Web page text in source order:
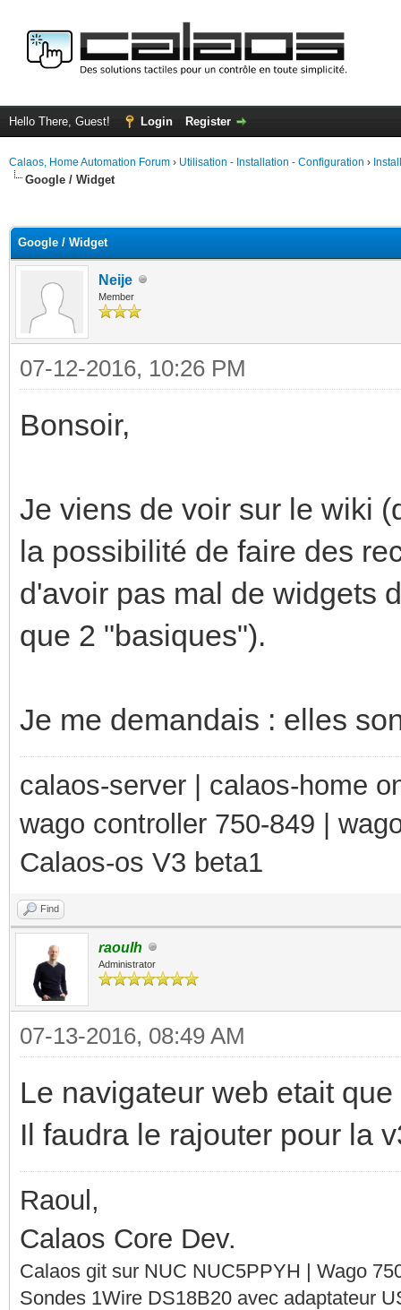
Hello There, Guest! Login Register
Calaos, Home Automation Forum › Utilisation - Installation - Configuration ›
Google / Widget
Google / Widget
Neije
Member
07-12-2016, 10:26 PM
Bonsoir,
Je viens de voir sur le wiki
la possibilité de faire des
d'avoir pas mal de widgets
que 2 "basiques").
Je me demandais : elles
calaos-server | calaos-home
wago controller 750-849 |
Calaos-os V3 beta1
Find
raoulh
Administrator
07-13-2016, 08:49 AM
Le navigateur web etait
Il faudra le rajouter pour la
Raoul,
Calaos Core Dev.
Calaos git sur NUC NUC5PPYH | Wago
Sondes 1Wire DS18B20 avec adaptateur